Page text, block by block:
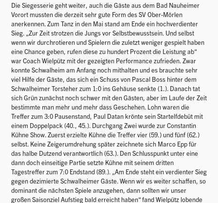
Die Siegesserie geht weiter, auch die Gäste aus dem Bad Nauheimer
Vorort mussten die derzeit sehr gute Form des SV Ober-Mörlen
anerkennen. Zum Tanz in den Mai stand am Ende ein hochverdienter
Sieg. „Zur Zeit strotzen die Jungs vor Selbstbewusstsein. Und selbst
wenn wir durchrotieren und Spielern die zuletzt weniger gespielt haben
eine Chance geben, rufen diese zu hundert Prozent die Leistung ab“
war Coach Wielpütz mit der gezeigten Performance zufrieden. Zwar
konnte Schwalheim am Anfang noch mithalten und es brauchte sehr
viel Hilfe der Gäste, das sich ein Schuss von Pascal Boss hinter dem
Schwalheimer Torsteher zum 1:0 ins Gehäuse senkte (1.). Danach tat
sich Grün zunächst noch schwer mit den Gästen, aber im Laufe der Zeit
bestimmte man mehr und mehr dass Geschehen. Lohn waren die
Treffer zum 3:0 Pausenstand, Paul Datan krönte sein Startelfdebüt mit
einem Doppelpack (40., 45.). Durchgang Zwei wurde zur Constantin
Kühne Show. Zuerst erzielte Kühne die Treffer vier (59.) und fünf (62.)
selbst. Keine Zeigerumdrehung später zeichnete sich Marco Epp für
das halbe Dutzend verantwortlich (63.). Den Schlusspunkt unter eine
dann doch einseitige Partie setzte Kühne mit seinem dritten
Tagestreffer zum 7:0 Endstand (89.). „Am Ende steht ein verdienter Sieg
gegen dezimierte Schwalheimer Gäste. Wenn wir es weiter schaffen, so
dominant die nächsten Spiele anzugehen, dann sollten wir unser
großen Saisonziel Aufstieg bald erreicht haben“ fand Wielpütz lobende